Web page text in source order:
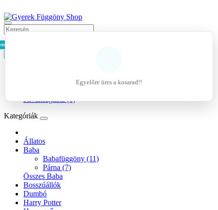
- 0Ft
Egyelőre üres a kosarad!!
Kívánságlista (0)
Kategóriák
Állatos
Baba
Babafüggöny (11)
Párna (7)
Összes Baba
Bosszúállók
Dumbó
Harry Potter